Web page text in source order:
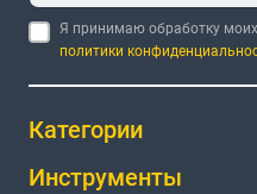
Я принимаю обработку
политики
Категории
Инструменты